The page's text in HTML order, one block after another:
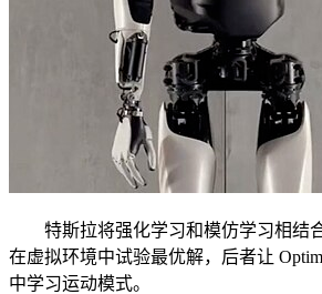
特斯拉将强化学习和模仿学习相结合
在虚拟环境中试验最优解，后者让
中学习运动模式。